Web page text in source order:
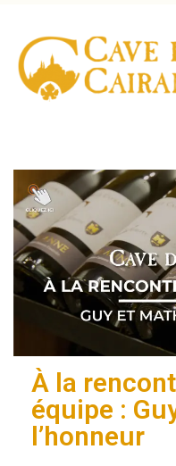
À la
équipe :
l’honneur